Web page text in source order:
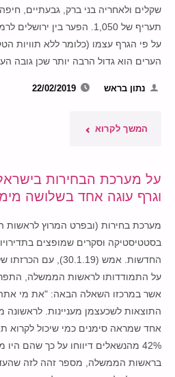
שקלים ולאחריה בני ברק, גבעתיים,
על פי הגרף עצמו (כלומר ללא תוויות
הערים הוא גדול הרבה יותר שכן גובה
נתון בראש 22/02/2019
המשך לקרוא "הטיות
ה-
מרווחים
לא
שווים
בין
ערכי
על מערכת הבחירות
וגרף עוגה אחד בשלושה
מערכת בחירות (ובפרט המרוץ
בסטטיסטיקה וסקרים שמופצים
החדשות. אמש
אשר במרכזו השאלה הבאה: "את מי
התוצאות לשכעצמן מעניינות.
אחד שמראה סימנים כמי שיכול לקרוא
42% מהנשאלים דיווחו על כך שהם
בראשות הממשלה, מספר זהה לזה